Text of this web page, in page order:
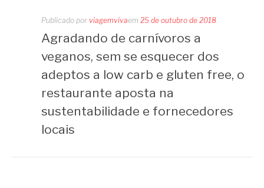
Publicado por viagemvivaem 25 de outubro de 2018
Agradando de carnívoros a
veganos, sem se esquecer dos
adeptos a low carb e gluten free, o
restaurante aposta na
sustentabilidade e fornecedores
locais